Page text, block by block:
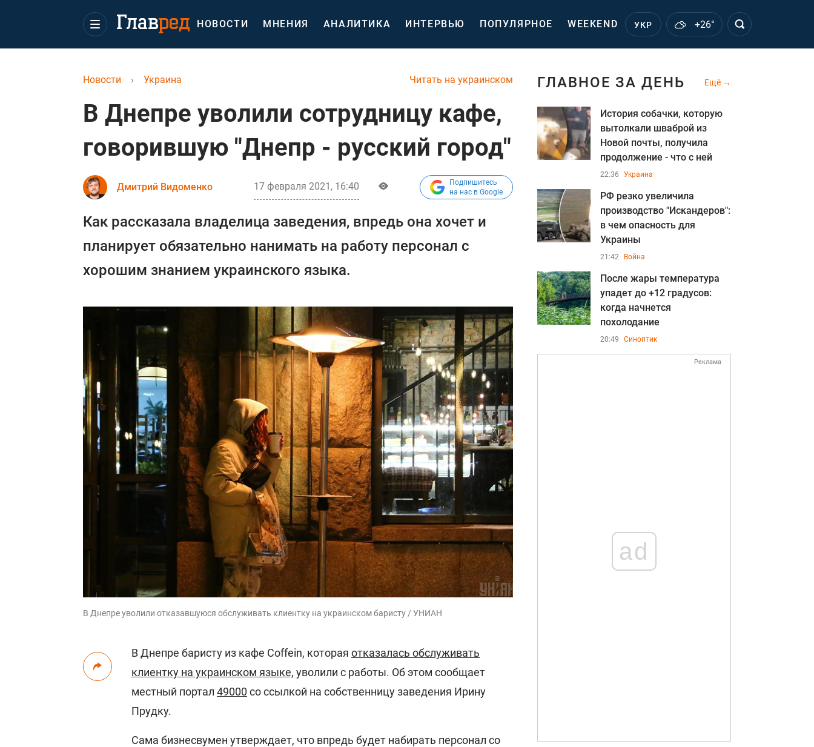
НОВОСТИ МНЕНИЯ АНАЛИТИКА ИНТЕРВЬЮ ПОПУЛЯРНОЕ WEEKEND УКР +26°
Читать на украинском
Новости › Украина
В Днепре уволили сотрудницу кафе,
говорившую "Днепр - русский город"
Дмитрий Видоменко 17 февраля 2021, 16:40
Подпишитесь
на нас в Google
Как рассказала владелица заведения, впредь она хочет и
планирует обязательно нанимать на работу персонал с
хорошим знанием украинского языка.
В Днепре уволили отказавшуюся обслуживать клиентку на украинском баристу / УНИАН
В Днепре баристу из кафе Coffein, которая отказалась обслуживать
клиентку на украинском языке, уволили с работы. Об этом сообщает
местный портал 49000 со ссылкой на собственницу заведения Ирину
Прудку.
Сама бизнесвумен утверждает, что впредь будет набирать персонал со
ГЛАВНОЕ ЗА ДЕНЬ Ещё
История собачки, которую
вытолкали шваброй из
Новой почты, получила
продолжение - что с ней
22:36 Украина
РФ резко увеличила
производство "Искандеров":
в чем опасность для
Украины
21:42 Война
После жары температура
упадет до +12 градусов:
когда начнется
похолодание
20:49 Синоптик
Реклама
ad